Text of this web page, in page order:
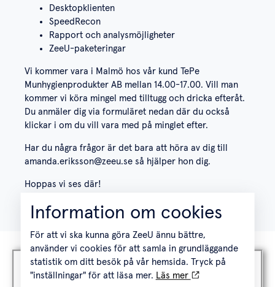
Desktopklienten
SpeedRecon
Rapport och analysmöjligheter
ZeeU-paketeringar
Vi kommer vara i Malmö hos vår kund TePe
Munhygienprodukter AB mellan 14.00-17.00. Vill man
kommer vi köra mingel med tilltugg och dricka efteråt.
Du anmäler dig via formuläret nedan där du också
klickar i om du vill vara med på minglet efter.
Har du några frågor är det bara att höra av dig till
amanda.eriksson@zeeu.se så hjälper hon dig.
Hoppas vi ses där!
Anmäl dig här:
Information om cookies
För att vi ska kunna göra ZeeU ännu bättre,
använder vi cookies för att samla in grundläggande
statistik om ditt besök på vår hemsida. Tryck på
"inställningar" för att läsa mer. Läs mer